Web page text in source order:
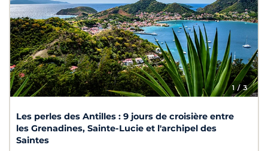
1/ 3
Les perles des Antilles : 9 jours de croisière entre
les Grenadines, Sainte-Lucie et l'archipel des
Saintes